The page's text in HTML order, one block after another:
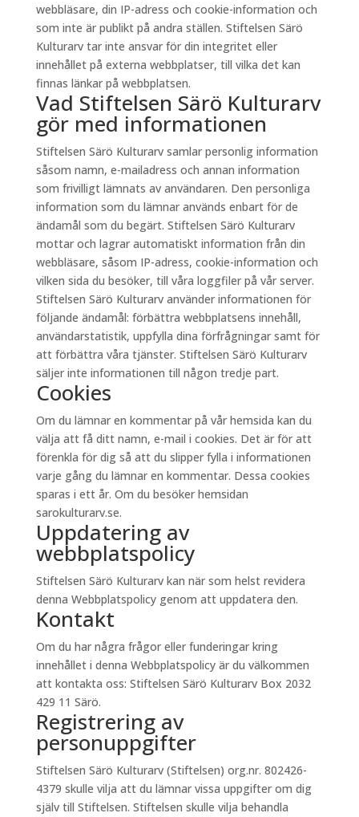
webbläsare, din IP-adress och cookie-information och
som inte är publikt på andra ställen. Stiftelsen Särö
Kulturarv tar inte ansvar för din integritet eller
innehållet på externa webbplatser, till vilka det kan
finnas länkar på webbplatsen.
Vad Stiftelsen Särö Kulturarv
gör med informationen
Stiftelsen Särö Kulturarv samlar personlig information
såsom namn, e-mailadress och annan information
som frivilligt lämnats av användaren. Den personliga
information som du lämnar används enbart för de
ändamål som du begärt. Stiftelsen Särö Kulturarv
mottar och lagrar automatiskt information från din
webbläsare, såsom IP-adress, cookie-information och
vilken sida du besöker, till våra loggfiler på vår server.
Stiftelsen Särö Kulturarv använder informationen för
följande ändamål: förbättra webbplatsens innehåll,
användarstatistik, uppfylla dina förfrågningar samt för
att förbättra våra tjänster. Stiftelsen Särö Kulturarv
säljer inte informationen till någon tredje part.
Cookies
Om du lämnar en kommentar på vår hemsida kan du
välja att få ditt namn, e-mail i cookies. Det är för att
förenkla för dig så att du slipper fylla i informationen
varje gång du lämnar en kommentar. Dessa cookies
sparas i ett år. Om du besöker hemsidan
sarokulturarv.se.
Uppdatering av
webbplatspolicy
Stiftelsen Särö Kulturarv kan när som helst revidera
denna Webbplatspolicy genom att uppdatera den.
Kontakt
Om du har några frågor eller funderingar kring
innehållet i denna Webbplatspolicy är du välkommen
att kontakta oss: Stiftelsen Särö Kulturarv Box 2032
429 11 Särö.
Registrering av
personuppgifter
Stiftelsen Särö Kulturarv (Stiftelsen) org.nr. 802426-
4379 skulle vilja att du lämnar vissa uppgifter om dig
själv till Stiftelsen. Stiftelsen skulle vilja behandla